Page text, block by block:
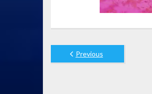
Previous